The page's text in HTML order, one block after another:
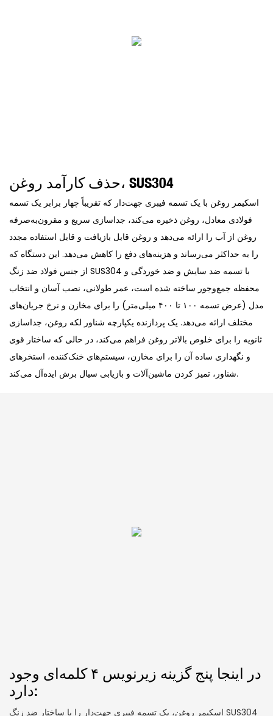
حذف کارآمد روغن، SUS304
اسکیمر روغن با یک تسمه فیبری جهت‌دار که تقریباً چهار برابر یک تسمه
فولادی معادل، روغن ذخیره می‌کند، جداسازی سریع و مقرون‌به‌صرفه
روغن از آب را ارائه می‌دهد و روغن قابل بازیافت و قابل استفاده مجدد
را به حداکثر می‌رساند و هزینه‌های دفع را کاهش می‌دهد. این دستگاه که
از جنس فولاد ضد زنگ SUS304 با تسمه ضد سایش و ضد خوردگی و
محفظه جمع‌وجور ساخته شده است، عمر طولانی، نصب آسان و انتخاب
مدل (عرض تسمه ۱۰۰ تا ۴۰۰ میلی‌متر) را برای مخازن و نرخ جریان‌های
مختلف ارائه می‌دهد. یک پردازنده یکپارچه شناور لکه روغن، جداسازی
ثانویه را برای خلوص بالاتر روغن فراهم می‌کند، در حالی که ساختار قوی
و نگهداری ساده آن را برای مخازن، سیستم‌های خنک‌کننده، استخرهای
شناور، تمیز کردن ماشین‌آلات و بازیابی سیال برش ایده‌آل می‌کند.
در اینجا پنج گزینه زیرنویس ۴ کلمه‌ای وجود
دارد:
اسکیمر روغن، یک تسمه فیبری جهت‌دار را با ساختار ضد زنگ SUS304